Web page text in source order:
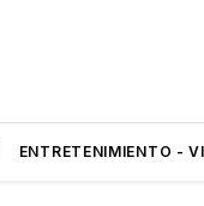
ENTRETENIMIENTO -